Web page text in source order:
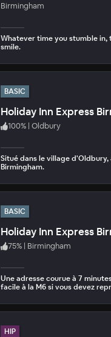
Birmingham
Whatever time you stumble in,
smile.
BASIC
Holiday Inn Express
100% | Oldbury
Situé dans le village
Birmingham.
BASIC
Holiday Inn Express
75% | Birmingham
Une adresse courue à 7
facile à la M6 si vous devez
HIP